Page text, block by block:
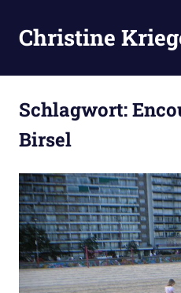
Inhalt
springen
Christine
Schlagwort:
Birsel